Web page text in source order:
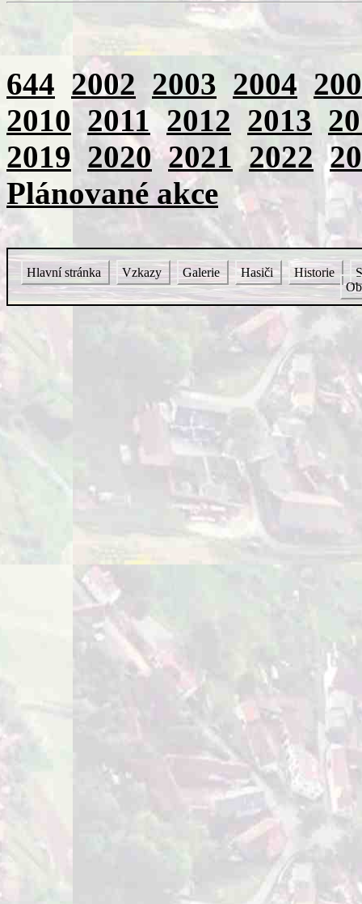
644 2002 2003 2004
2010 2011 2012 2013
2019 2020 2021 2022
Plánované akce
Hlavní stránka Vzkazy Galerie Hasiči Historie